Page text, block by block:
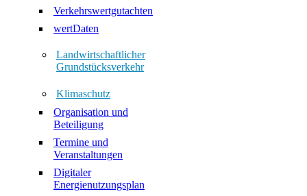
Verkehrswertgutachten
wertDaten
Landwirtschaftlicher
Grundstücksverkehr
Klimaschutz
Organisation und
Beteiligung
Termine und
Veranstaltungen
Digitaler
Energienutzungsplan